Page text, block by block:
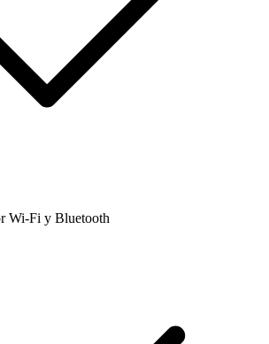
Wi-Fi y Bluetooth